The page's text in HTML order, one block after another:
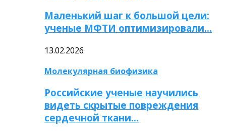
Маленький шаг к большой цели:
ученые МФТИ оптимизировали…
13.02.2026
Молекулярная биофизика
Российские ученые научились
видеть скрытые повреждения
сердечной ткани…